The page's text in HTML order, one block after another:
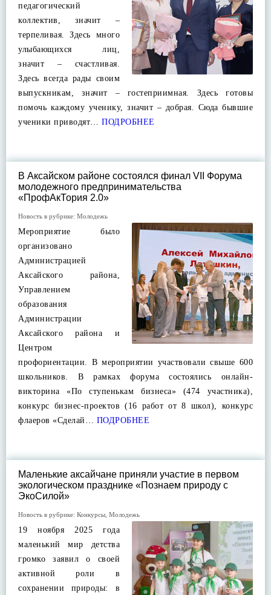
педагогический
коллектив, значит –
терпеливая. Здесь много
улыбающихся лиц,
значит – счастливая.
Здесь всегда рады своим
выпускникам, значит – гостеприимная. Здесь готовы
помочь каждому ученику, значит – добрая. Сюда бывшие
ученики приводят… ПОДРОБНЕЕ
В Аксайском районе состоялся финал VII Форума
молодежного предпринимательства
«ПрофАкТория 2.0»
Новость в рубрике: Молодежь
Мероприятие было
организовано
Администрацией
Аксайского района,
Управлением
образования
Администрации
Аксайского района и
Центром
профориентации. В мероприятии участвовали свыше 600
школьников. В рамках форума состоялись онлайн-
викторина «По ступенькам бизнеса» (474 участника),
конкурс бизнес-проектов (16 работ от 8 школ), конкурс
флаеров «Сделай… ПОДРОБНЕЕ
Маленькие аксайчане приняли участие в первом
экологическом празднике «Познаем природу с
ЭкоСилой»
Новость в рубрике: Конкурсы Молодежь
19 ноября 2025 года
маленький мир детства
громко заявил о своей
активной роли в
сохранении природы: в